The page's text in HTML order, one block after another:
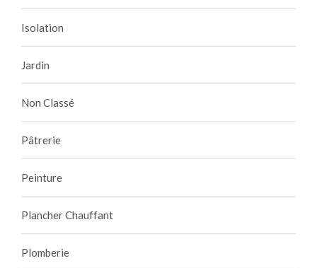
Isolation
Jardin
Non Classé
Pâtrerie
Peinture
Plancher Chauffant
Plomberie